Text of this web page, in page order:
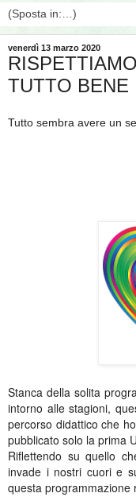
venerdì 13 marzo 2020
TUTTO BENE
Tutto sembra avere un
Stanca della solita
intorno alle stagioni,
percorso didattico che
pubblicato solo la prima
Riflettendo su quello
invade i nostri cuori e
questa programmazione